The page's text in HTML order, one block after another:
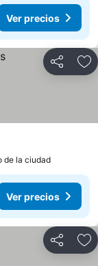
Ver precios
Compartir
de la ciudad
Ver precios
Compartir